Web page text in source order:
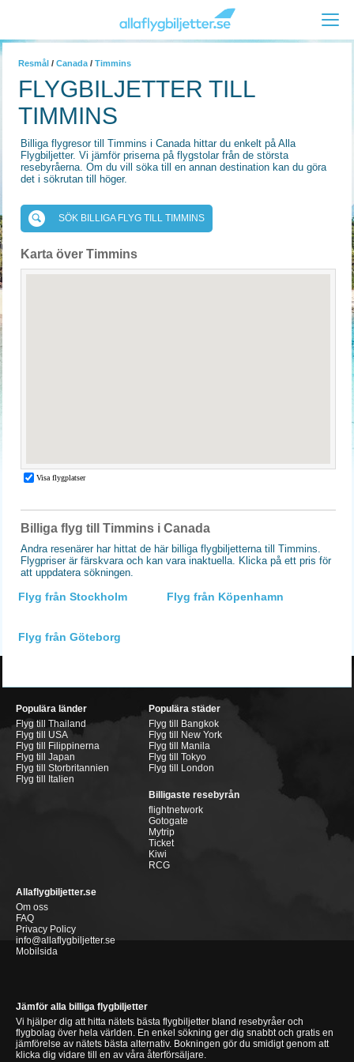
Resmål / Canada / Timmins
FLYGBILJETTER TILL
TIMMINS
Billiga flygresor till Timmins i Canada hittar du enkelt på Alla
Flygbiljetter. Vi jämför priserna på flygstolar från de största
resebyråerna. Om du vill söka till en annan destination kan du göra
det i sökrutan till höger.
SÖK BILLIGA FLYG TILL TIMMINS
Karta över Timmins
Billiga flyg till Timmins i Canada
Andra resenärer har hittat de här billiga flygbiljetterna till Timmins.
Flygpriser är färskvara och kan vara inaktuella. Klicka på ett pris för
att uppdatera sökningen.
Flyg från Stockholm Flyg från Köpenhamn
Flyg från Göteborg
Populära länder
Flyg till Thailand
Flyg till USA
Flyg till Filippinerna
Flyg till Japan
Flyg till Storbritannien
Flyg till Italien
Populära städer
Flyg till Bangkok
Flyg till New York
Flyg till Manila
Flyg till Tokyo
Flyg till London
Billigaste resebyrån
flightnetwork
Gotogate
Mytrip
Ticket
Kiwi
RCG
Allaflygbiljetter.se
Om oss
FAQ
Privacy Policy
info@allaflygbiljetter.se
Mobilsida
Jämför alla billiga flygbiljetter
Vi hjälper dig att hitta nätets bästa flygbiljetter bland resebyråer och
flygbolag över hela världen. En enkel sökning ger dig snabbt och gratis en
jämförelse av nätets bästa alternativ. Bokningen gör du smidigt genom att
klicka dig vidare till en av våra återförsäljare.